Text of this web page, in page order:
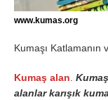
www.kumas.org
Kumaşı Katlamanın
Kumaş alan.
alanlar karışık